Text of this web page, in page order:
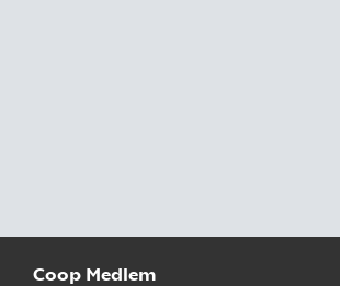
Coop Medlem